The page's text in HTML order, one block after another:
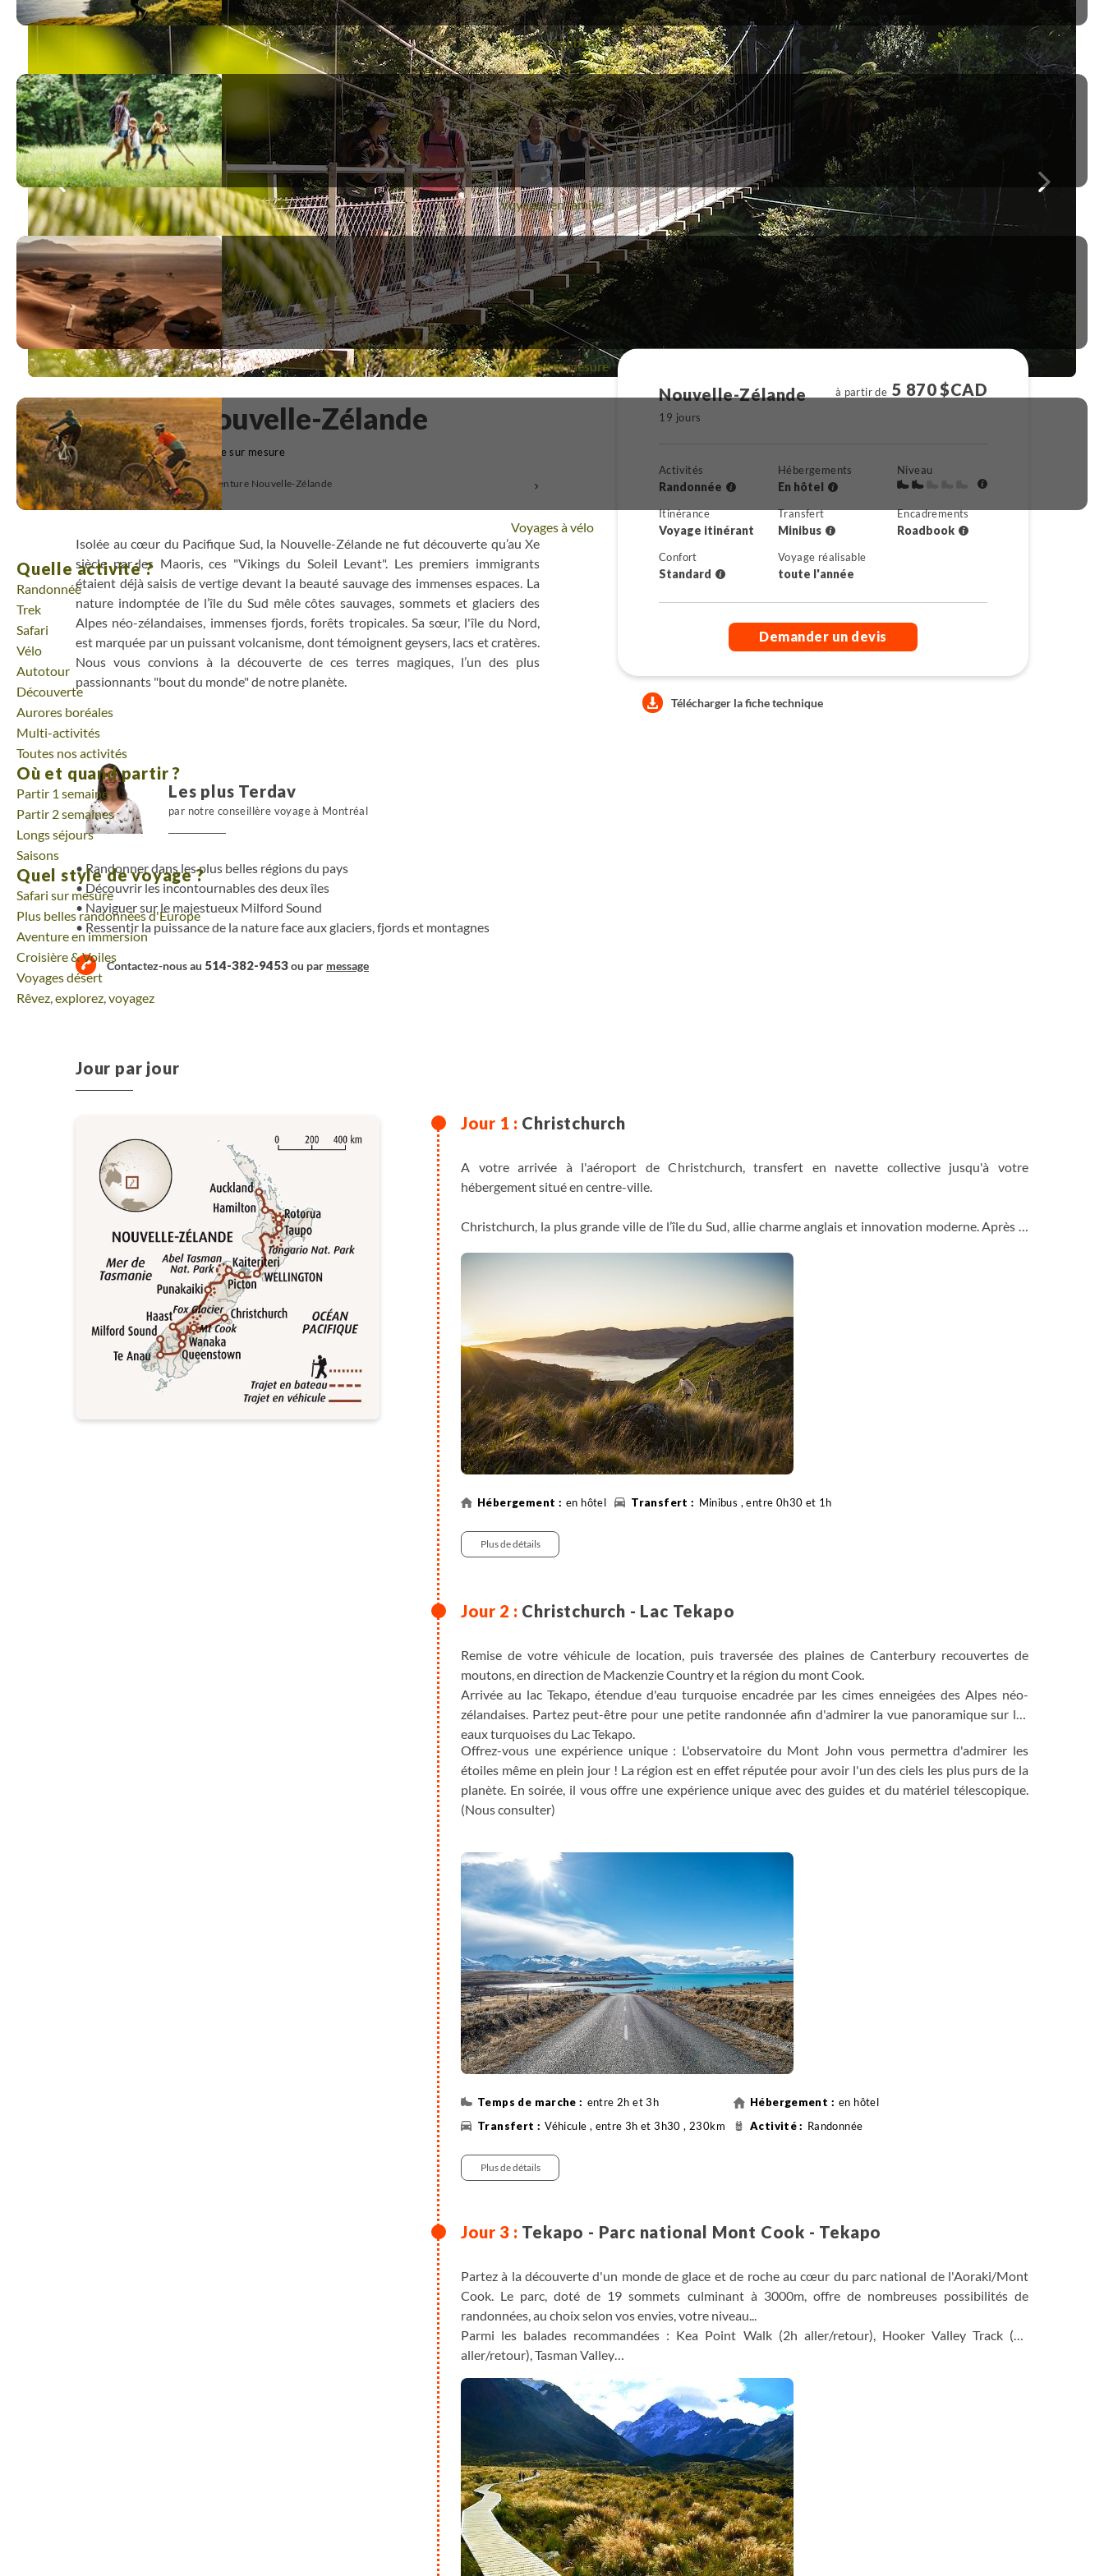
Voyages en liberté
Voyages en famille
Voyages sur mesure
Voyages à vélo
Quelle activité ?
Randonnée
Trek
Safari
Vélo
Autotour
Découverte
Aurores boréales
Multi-activités
Toutes nos activités
Où et quand partir ?
Partir 1 semaine
Partir 2 semaines
Longs séjours
Saisons
Quel style de voyage ?
Safari sur mesure
Plus belles randonnées d'Europe
Aventure en immersion
Croisière & Voiles
Voyages désert
Rêvez, explorez, voyagez
Sauvage Nouvelle-Zélande
(8) Voyage sur mesure
Voyage Océanie Voyage aventure Nouvelle-Zélande
Isolée au cœur du Pacifique Sud, la Nouvelle-Zélande ne fut découverte qu’au Xe
siècle par les Maoris, ces "Vikings du Soleil Levant". Les premiers immigrants
étaient déjà saisis de vertige devant la beauté sauvage des immenses espaces. La
nature indomptée de l’île du Sud mêle côtes sauvages, sommets et glaciers des
Alpes néo-zélandaises, immenses fjords, forêts tropicales. Sa sœur, l'île du Nord,
est marquée par un puissant volcanisme, dont témoignent geysers, lacs et cratères.
Nous vous convions à la découverte de ces terres magiques, l’un des plus
passionnants "bout du monde" de notre planète.
Les plus Terdav
par notre conseillère voyage à Montréal
Randonner dans les plus belles régions du pays
Découvrir les incontournables des deux îles
Naviguer sur le majestueux Milford Sound
Ressentir la puissance de la nature face aux glaciers, fjords et montagnes
Contactez-nous au 514-382-9453ou par message
Nouvelle-Zélande
19 jours
à partir de 5 870 $CAD
Activités
Randonnée
Hébergements
En hôtel
Niveau
Itinérance
Voyage itinérant
Transfert
Minibus
Encadrements
Roadbook
Confort
Standard
Voyage réalisable
toute l'année
Demander un devis
Télécharger la fiche technique
Jour par jour
Christchurch
A votre arrivée à l'aéroport de Christchurch, transfert en navette collective jusqu'à votre
hébergement situé en centre-ville.
Christchurch, la plus grande ville de l’île du Sud, allie charme anglais et innovation moderne. Après le
Canterbury. Embarquez à bord du tramway historique pour découvrir le centre-ville ou baladez-vous
le long de la rivière Avon en gondole. Ne manquez pas le quartier innovant de Riverside Market pour
une pause gourmande inoubliable !
en hôtel Minibus , entre 0h30 et 1h
Plus de détails
Christchurch - Lac Tekapo
Remise de votre véhicule de location, puis traversée des plaines de Canterbury recouvertes de
moutons, en direction de Mackenzie Country et la région du mont Cook.
Arrivée au lac Tekapo, étendue d'eau turquoise encadrée par les cimes enneigées des Alpes néo-
zélandaises. Partez peut-être pour une petite randonnée afin d'admirer la vue panoramique sur les
eaux turquoises du Lac Tekapo.
Offrez-vous une expérience unique : L'observatoire du Mont John vous permettra d'admirer les
étoiles même en plein jour ! La région est en effet réputée pour avoir l'un des ciels les plus purs de la
planète. En soirée, il vous offre une expérience unique avec des guides et du matériel télescopique.
(Nous consulter)
entre 2h et 3h
en hôtel
Véhicule , entre 3h et 3h30 , 230km
Randonnée
Plus de détails
Tekapo - Parc national Mont Cook - Tekapo
Partez à la découverte d'un monde de glace et de roche au cœur du parc national de l'Aoraki/Mont
Cook. Le parc, doté de 19 sommets culminant à 3000m, offre de nombreuses possibilités de
randonnées, au choix selon vos envies, votre niveau...
Parmi les balades recommandées : Kea Point Walk (2h aller/retour), Hooker Valley Track (4h
aller/retour), Tasman Valley…
Retour à votre hébergement situé près du lac Tekapo.